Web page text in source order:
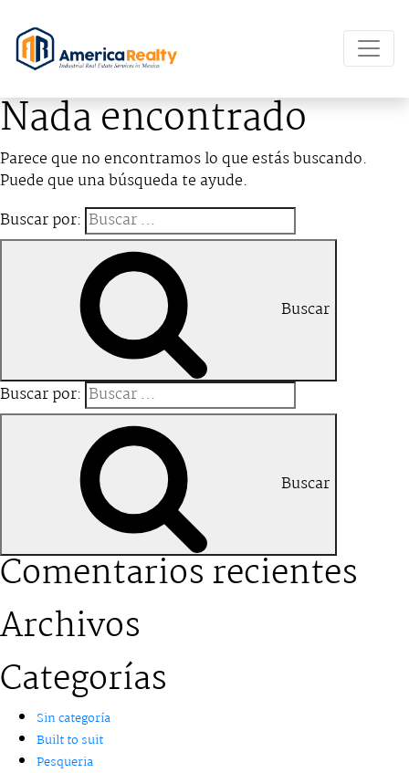
Nada encontrado
Parece que no encontramos lo que estás buscando.
Puede que una búsqueda te ayude.
Buscar por:
Buscar
Buscar por:
Buscar
Comentarios recientes
Archivos
Categorías
Sin categoría
Built to suit
Pesqueria